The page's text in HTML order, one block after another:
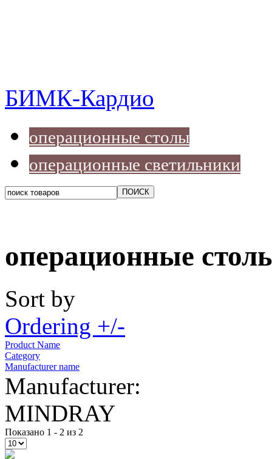
БИМК-Кардио
операционные столы
операционные светильники
операционные
Sort by
Ordering +/-
Product Name
Category
Manufacturer name
Manufacturer:
MINDRAY
Показано 1 - 2 из 2